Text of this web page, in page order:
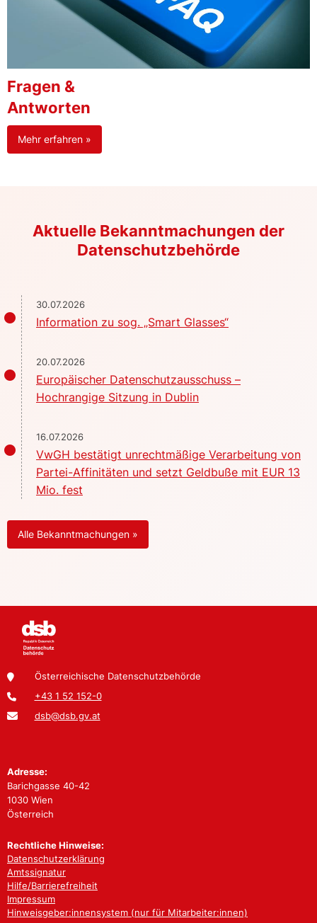
Fragen &
Antworten
Mehr erfahren »
Aktuelle Bekanntmachungen der
Datenschutzbehörde
30.07.2026
Information zu sog. „Smart Glasses“
20.07.2026
Europäischer Datenschutzausschuss –
Hochrangige Sitzung in Dublin
16.07.2026
VwGH bestätigt unrechtmäßige Verarbeitung von
Partei-Affinitäten und setzt Geldbuße mit EUR 13
Mio. fest
Alle Bekanntmachungen »
Österreichische Datenschutzbehörde
+43 1 52 152-0
dsb@dsb.gv.at
Adresse:
Barichgasse 40-42
1030 Wien
Österreich
Rechtliche Hinweise:
Datenschutzerklärung
Amtssignatur
Hilfe/Barrierefreiheit
Impressum
Hinweisgeber:innensystem (nur für Mitarbeiter:innen)